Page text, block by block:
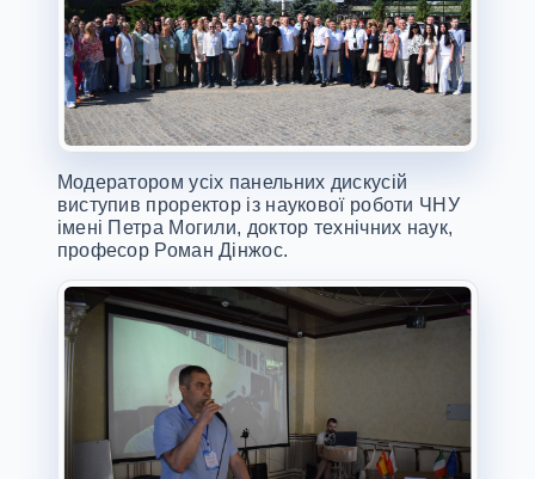
Модератором усіх панельних дискусій
виступив проректор із наукової роботи ЧНУ
імені Петра Могили, доктор технічних наук,
професор Роман Дінжос.